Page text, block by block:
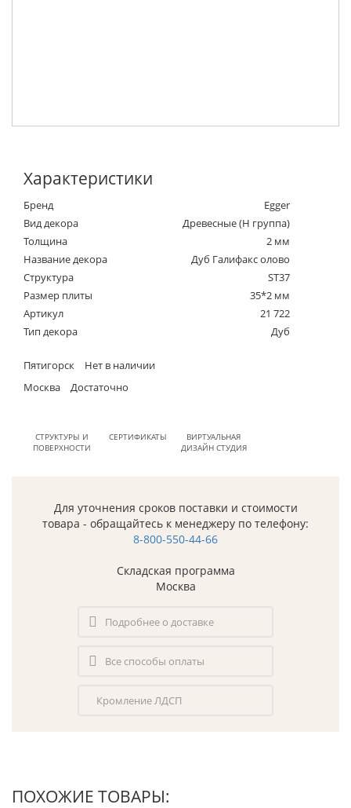
Характеристики
Бренд
Egger
Вид декора
Древесные (Н группа)
Толщина
2 мм
Название декора
Дуб Галифакс олово
Структура
ST37
Размер плиты
35*2 мм
Артикул
21 722
Тип декора
Дуб
Пятигорск
Нет в наличии
Москва
Достаточно
СТРУКТУРЫ И
ПОВЕРХНОСТИ
СЕРТИФИКАТЫ
ВИРТУАЛЬНАЯ
ДИЗАЙН СТУДИЯ
Для уточнения сроков поставки и стоимости
товара - обращайтесь к менеджеру по телефону:
8-800-550-44-66
Складская программа
Москва
Подробнее о доставке
Все способы оплаты
Кромление ЛДСП
ПОХОЖИЕ ТОВАРЫ: